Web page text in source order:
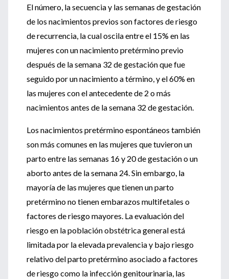
El número, la secuencia y las semanas de gestación
de los nacimientos previos son factores de riesgo
de recurrencia, la cual oscila entre el 15% en las
mujeres con un nacimiento pretérmino previo
después de la semana 32 de gestación que fue
seguido por un nacimiento a término, y el 60% en
las mujeres con el antecedente de 2 o más
nacimientos antes de la semana 32 de gestación.
Los nacimientos pretérmino espontáneos también
son más comunes en las mujeres que tuvieron un
parto entre las semanas 16 y 20 de gestación o un
aborto antes de la semana 24. Sin embargo, la
mayoría de las mujeres que tienen un parto
pretérmino no tienen embarazos multifetales o
factores de riesgo mayores. La evaluación del
riesgo en la población obstétrica general está
limitada por la elevada prevalencia y bajo riesgo
relativo del parto pretérmino asociado a factores
de riesgo como la infección genitourinaria, las